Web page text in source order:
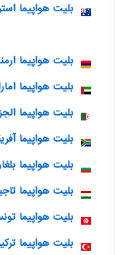
بلیت هواپیما
بلیت هواپیما
بلیت هواپیما
بلیت هواپیما
بلیت هواپیما
بلیت هواپیما
بلیت هواپیما
بلیت هواپیما
بلیت هواپیما